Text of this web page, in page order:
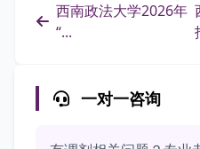
西南政法大学2026年
“...
一对一咨询